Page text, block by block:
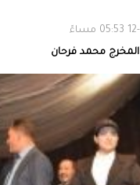
المخرج محمد فرحان